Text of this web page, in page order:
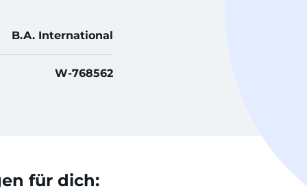
B.A. International
W-768562
für dich: